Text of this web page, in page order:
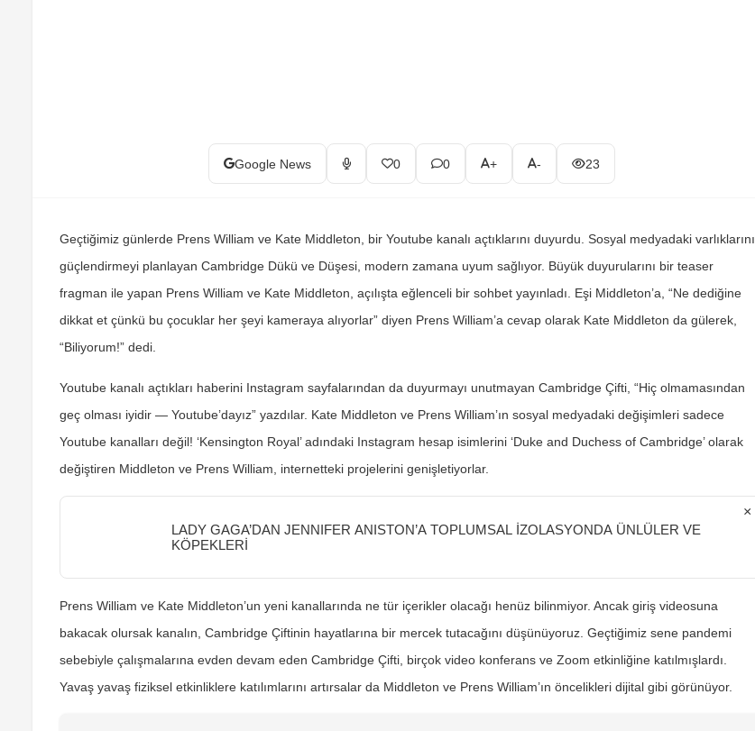
Google News 0 0 + - 23
Geçtiğimiz günlerde Prens William ve Kate Middleton, bir Youtube kanalı açtıklarını duyurdu. Sosyal medyadaki varlıklarını
güçlendirmeyi planlayan Cambridge Dükü ve Düşesi, modern zamana uyum sağlıyor. Büyük duyurularını bir teaser
fragman ile yapan Prens William ve Kate Middleton, açılışta eğlenceli bir sohbet yayınladı. Eşi Middleton’a, “Ne dediğine
dikkat et çünkü bu çocuklar her şeyi kameraya alıyorlar” diyen Prens William’a cevap olarak Kate Middleton da gülerek,
“Biliyorum!” dedi.
Youtube kanalı açtıkları haberini Instagram sayfalarından da duyurmayı unutmayan Cambridge Çifti, “Hiç olmamasından
geç olması iyidir — Youtube’dayız” yazdılar. Kate Middleton ve Prens William’ın sosyal medyadaki değişimleri sadece
Youtube kanalları değil! ‘Kensington Royal’ adındaki Instagram hesap isimlerini ‘Duke and Duchess of Cambridge’ olarak
değiştiren Middleton ve Prens William, internetteki projelerini genişletiyorlar.
LADY GAGA’DAN JENNIFER ANISTON’A TOPLUMSAL İZOLASYONDA ÜNLÜLER VE
KÖPEKLERİ
×
Prens William ve Kate Middleton’un yeni kanallarında ne tür içerikler olacağı henüz bilinmiyor. Ancak giriş videosuna
bakacak olursak kanalın, Cambridge Çiftinin hayatlarına bir mercek tutacağını düşünüyoruz. Geçtiğimiz sene pandemi
sebebiyle çalışmalarına evden devam eden Cambridge Çifti, birçok video konferans ve Zoom etkinliğine katılmışlardı.
Yavaş yavaş fiziksel etkinliklere katılımlarını artırsalar da Middleton ve Prens William’ın öncelikleri dijital gibi görünüyor.